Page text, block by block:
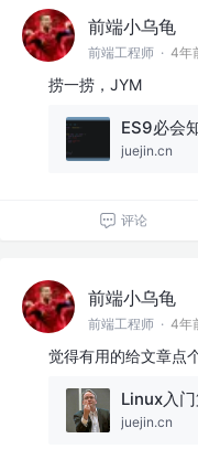
前端小乌龟
前端工程师 · 4年
捞一捞，JYM
ES9必会
juejin.cn
评论
前端小乌龟
前端工程师 · 4年
觉得有用的给文章点
Linux入
juejin.cn